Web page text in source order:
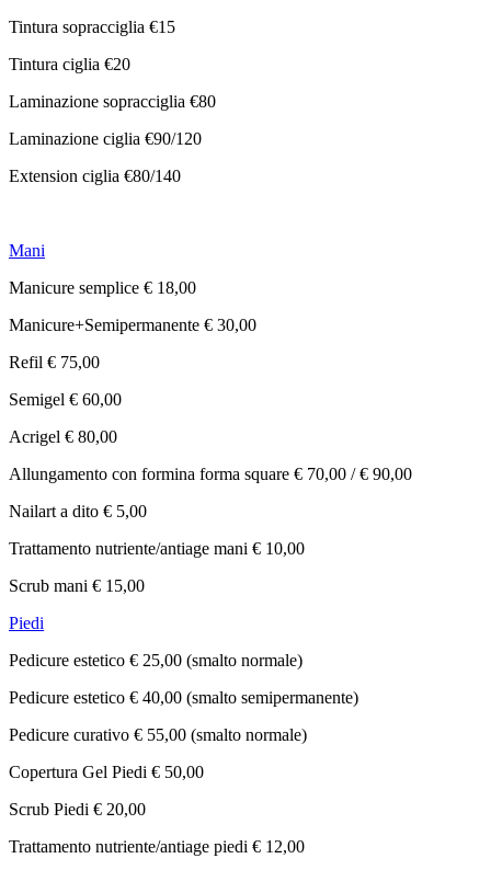
Tintura sopracciglia €15
Tintura ciglia €20
Laminazione sopracciglia €80
Laminazione ciglia €90/120
Extension ciglia €80/140
Mani
Manicure semplice € 18,00
Manicure+Semipermanente € 30,00
Refil € 75,00
Semigel € 60,00
Acrigel € 80,00
Allungamento con formina forma square € 70,00 / € 90,00
Nailart a dito € 5,00
Trattamento nutriente/antiage mani € 10,00
Scrub mani € 15,00
Piedi
Pedicure estetico € 25,00 (smalto normale)
Pedicure estetico € 40,00 (smalto semipermanente)
Pedicure curativo € 55,00 (smalto normale)
Copertura Gel Piedi € 50,00
Scrub Piedi € 20,00
Trattamento nutriente/antiage piedi € 12,00